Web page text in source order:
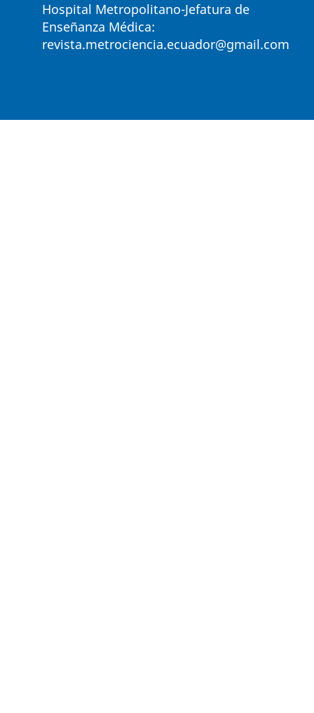
Hospital Metropolitano-Jefatura de
Enseñanza Médica:
revista.metrociencia.ecuador@gmail.com